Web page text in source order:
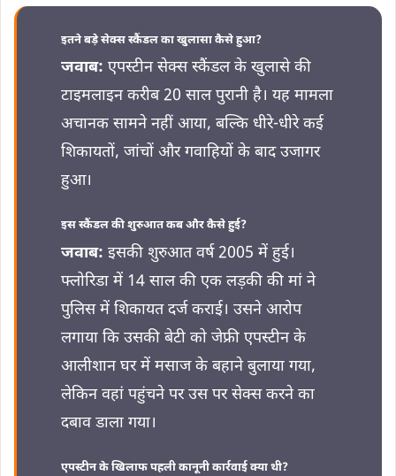
इतने बड़े सेक्स स्कैंडल का खुलासा कैसे हुआ?
जवाब: एपस्टीन सेक्स स्कैंडल के खुलासे की
टाइमलाइन करीब 20 साल पुरानी है। यह मामला
अचानक सामने नहीं आया, बल्कि धीरे-धीरे कई
शिकायतों, जांचों और गवाहियों के बाद उजागर
हुआ।
इस स्कैंडल की शुरुआत कब और कैसे हुई?
जवाब: इसकी शुरुआत वर्ष 2005 में हुई।
फ्लोरिडा में 14 साल की एक लड़की की मां ने
पुलिस में शिकायत दर्ज कराई। उसने आरोप
लगाया कि उसकी बेटी को जेफ्री एपस्टीन के
आलीशान घर में मसाज के बहाने बुलाया गया,
लेकिन वहां पहुंचने पर उस पर सेक्स करने का
दबाव डाला गया।
एपस्टीन के खिलाफ पहली कानूनी कार्रवाई क्या थी?